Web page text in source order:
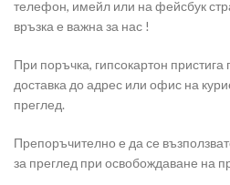
телефон, имейл или на фейсбук
връзка е важна за нас !
При поръчка, гипсокартон пристига
доставка до адрес или офис на
преглед.
Препоръчително е да се
за преглед при освобождаване на